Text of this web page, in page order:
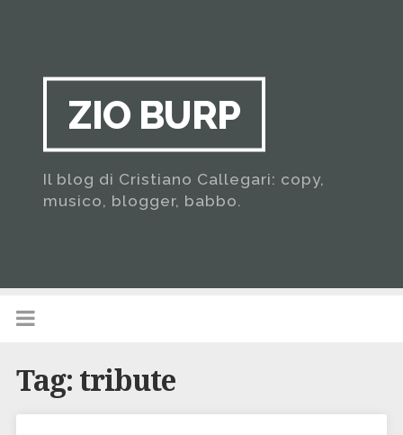
ZIO BURP
Il blog di Cristiano Callegari: copy,
musico, blogger, babbo.
Tag: tribute